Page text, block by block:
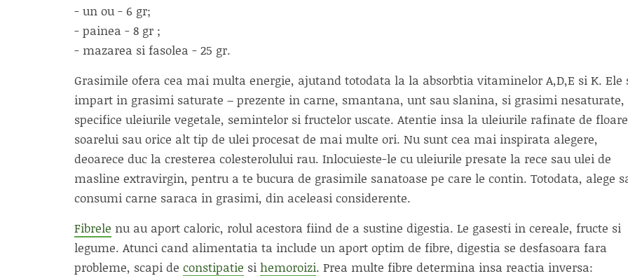
- un ou - 6 gr;
- painea - 8 gr ;
- mazarea si fasolea - 25 gr.
Grasimile ofera cea mai multa energie, ajutand totodata la la absorbtia vitaminelor A,D,E si K. Ele
impart in grasimi saturate – prezente in carne, smantana, unt sau slanina, si grasimi nesaturate,
specifice uleiurile vegetale, semintelor si fructelor uscate. Atentie insa la uleiurile rafinate de
soarelui sau orice alt tip de ulei procesat de mai multe ori. Nu sunt cea mai inspirata alegere,
deoarece duc la cresterea colesterolului rau. Inlocuieste-le cu uleiurile presate la rece sau ulei de
masline extravirgin, pentru a te bucura de grasimile sanatoase pe care le contin. Totodata, alege
consumi carne saraca in grasimi, din aceleasi considerente.
Fibrele nu au aport caloric, rolul acestora fiind de a sustine digestia. Le gasesti in cereale, fructe si
legume. Atunci cand alimentatia ta include un aport optim de fibre, digestia se desfasoara fara
probleme, scapi de constipatie si hemoroizi. Prea multe fibre determina insa reactia inversa: